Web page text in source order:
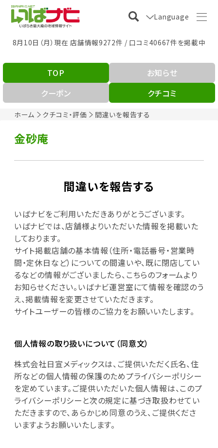
Language
8月10日（月）現在 店舗情報9272件 / 口コミ40667件を掲載中
ホーム クチコミ・評価 間違いを報告する
TOP
お知らせ
クーポン
クチコミ
金砂庵
間違いを報告する
いばナビをご利用いただきありがとうございます。
いばナビでは、店舗様よりいただいた情報を掲載いた
しております。
サイト掲載店舗の基本情報（住所・電話番号・営業時
間・定休日など）についての間違いや、既に閉店してい
るなどの情報がございましたら、こちらのフォームより
お知らせください。いばナビ運営室にて情報を確認のう
え、掲載情報を変更させていただきます。
サイトユーザーの皆様のご協力をお願いいたします。
個人情報の取り扱いについて（同意文）
株式会社日宣メディックスは、ご提供いただく氏名、住
所などの個人情報の保護のためプライバシーポリシー
を定めています。ご提供いただいた個人情報は、このプ
ライバシーポリシーと次の規定に基づき取扱わせてい
ただきますので、あらかじめ同意のうえ、ご提供くださ
いますようお願いいたします。